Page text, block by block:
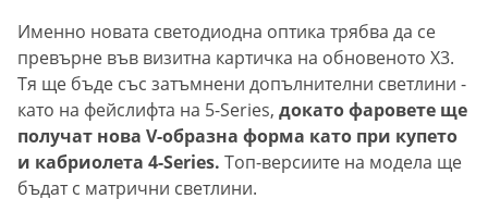
Именно новата светодиодна оптика трябва да се
превърне във визитна картичка на обновеното X3.
Тя ще бъде със затъмнени допълнителни светлини -
като на фейслифта на 5-Series, докато фаровете ще
получат нова V-образна форма като при купето
и кабриолета 4-Series. Топ-версиите на модела ще
бъдат с матрични светлини.